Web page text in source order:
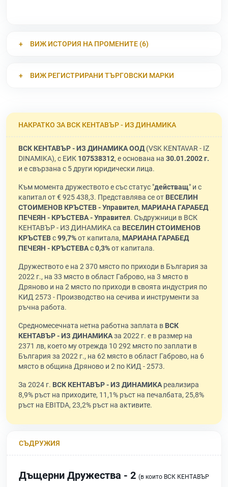
ВИЖ ИСТОРИЯ НА ПРОМЕНИТЕ (6)
ВИЖ РЕГИСТРИРАНИ ТЪРГОВСКИ МАРКИ
НАКРАТКО ЗА ВСК КЕНТАВЪР - ИЗ ДИНАМИКА
ВСК КЕНТАВЪР - ИЗ ДИНАМИКА ООД(VSK KENTAVAR - IZ
DINAMIKA), с ЕИК 107538312, е основана на 30.01.2002 г.
и е свързана с 5 други юридически лица.
Към момента дружеството е със статус "действащ" и с
капитал от € 925 438,3. Представлява се от ВЕСЕЛИН
СТОИМЕНОВ КРЪСТЕВ - Управител, МАРИАНА ГАРАБЕД
ПЕЧЕЯН - КРЪСТЕВА - Управител. Съдружници в ВСК
КЕНТАВЪР - ИЗ ДИНАМИКА са ВЕСЕЛИН СТОИМЕНОВ
КРЪСТЕВс99,7%от капитала, МАРИАНА ГАРАБЕД
ПЕЧЕЯН - КРЪСТЕВАс0,3%от капитала.
Дружеството е на 2 370 място по приходи в България за
2022 г., на 33 място в област Габрово, на 3 място в
Дряново и на 2 място по приходи в своята индустрия по
КИД 2573 - Производство на сечива и инструменти за
ръчна работа.
Средномесечната нетна работна заплата в ВСК
КЕНТАВЪР - ИЗ ДИНАМИКАза 2022 г. е в размер на
2371 лв, което му отрежда 10 292 място по заплати в
България за 2022 г., на 62 място в област Габрово, на 6
място в община Дряново и 2 по КИД - 2573.
За 2024 г. ВСК КЕНТАВЪР - ИЗ ДИНАМИКАреализира
8,9% ръст на приходите, 11,1% ръст на печалбата, 25,8%
ръст на EBITDA, 23,2% ръст на активите.
СЪДРУЖИЯ
Дъщерни Дружества - 2 (в които ВСК КЕНТАВЪР